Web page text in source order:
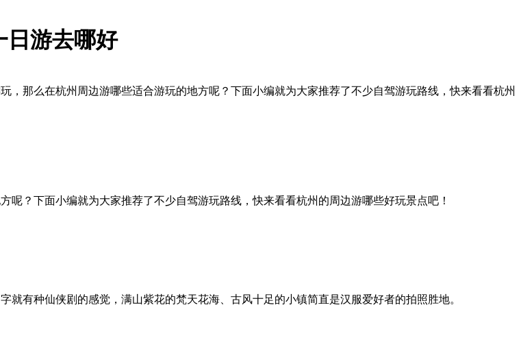
日游去哪好
那么在杭州周边游哪些适合游玩的地方呢？下面小编就为大家推荐了不少自驾游玩路线，快来看看杭州
？下面小编就为大家推荐了不少自驾游玩路线，快来看看杭州的周边游哪些好玩景点吧！
有种仙侠剧的感觉，满山紫花的梵天花海、古风十足的小镇简直是汉服爱好者的拍照胜地。